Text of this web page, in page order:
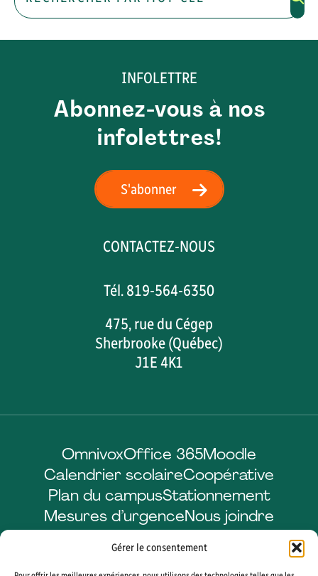
Gérer le consentement
INFOLETTRE
Abonnez-vous à nos
infolettres!
S'abonner
CONTACTEZ-NOUS
Tél. 819-564-6350
475, rue du Cégep
Sherbrooke (Québec)
J1E 4K1
OmnivoxOffice 365Moodle
Calendrier scolaireCoopérative
Plan du campusStationnement
Mesures d’urgenceNous joindre